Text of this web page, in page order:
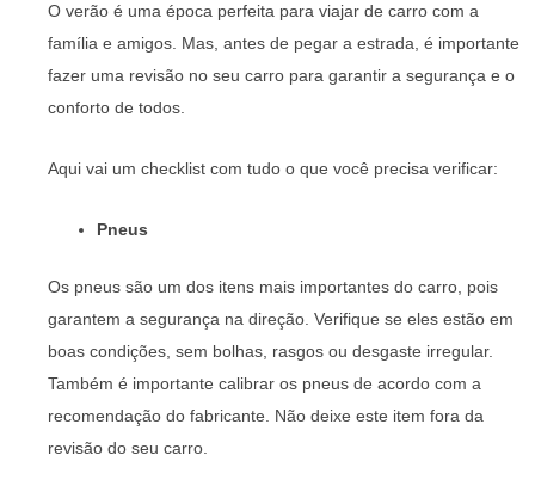
O verão é uma época perfeita para viajar de carro com a
família e amigos. Mas, antes de pegar a estrada, é importante
fazer uma revisão no seu carro para garantir a segurança e o
conforto de todos.
Aqui vai um checklist com tudo o que você precisa verificar:
Pneus
Os pneus são um dos itens mais importantes do carro, pois
garantem a segurança na direção. Verifique se eles estão em
boas condições, sem bolhas, rasgos ou desgaste irregular.
Também é importante calibrar os pneus de acordo com a
recomendação do fabricante. Não deixe este item fora da
revisão do seu carro.